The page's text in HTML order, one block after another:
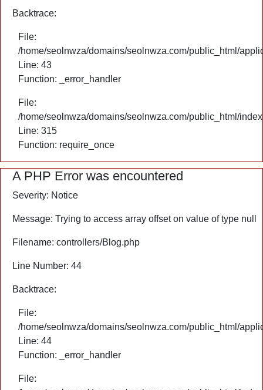
Backtrace:
File:
/home/seolnwza/domains/seolnwza.com/public_html/
Line: 43
Function: _error_handler
File:
/home/seolnwza/domains/seolnwza.com/public_html/
Line: 315
Function: require_once
A PHP Error was encountered
Severity: Notice
Message: Trying to access array offset on value of type null
Filename: controllers/Blog.php
Line Number: 44
Backtrace:
File:
/home/seolnwza/domains/seolnwza.com/public_html/
Line: 44
Function: _error_handler
File: